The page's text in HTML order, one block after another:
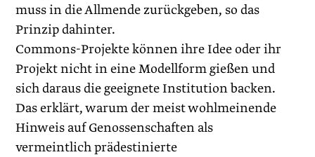
muss in die Allmende zurückgeben, so das
Prinzip dahinter.
Commons-Projekte können ihre Idee oder ihr
Projekt nicht in eine Modellform gießen und
sich daraus die geeignete Institution backen.
Das erklärt, warum der meist wohlmeinende
Hinweis auf Genossenschaften als
vermeintlich prädestinierte